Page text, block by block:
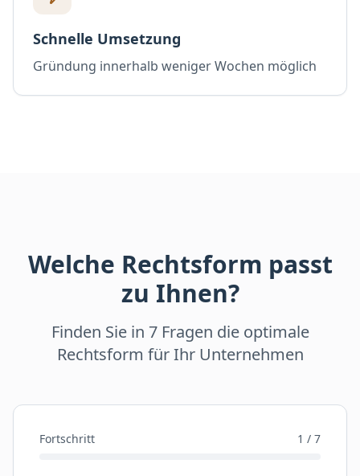
Schnelle Umsetzung
Gründung innerhalb weniger Wochen möglich
Welche Rechtsform passt
zu Ihnen?
Finden Sie in 7 Fragen die optimale
Rechtsform für Ihr Unternehmen
Fortschritt 1 / 7